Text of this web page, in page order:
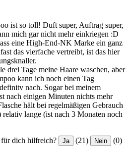
ist so toll! Duft super, Auftrag super,
mich gar nicht mehr einkriegen :D
eine High-End-NK Marke ein ganz
das vierfache vertreibt, ist das hier
drei Tage meine Haare waschen, aber
kann ich noch einen Tag
nach. Sogar bei meinem
nach einigen Minuten nichts mehr
hält bei regelmäßigen Gebrauch
relativ lange (ist nach 3 Monaten noch
dich hilfreich? Ja (21) Nein (0)